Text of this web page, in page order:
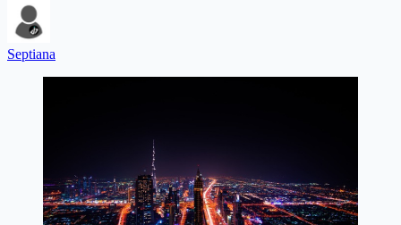
Septiana